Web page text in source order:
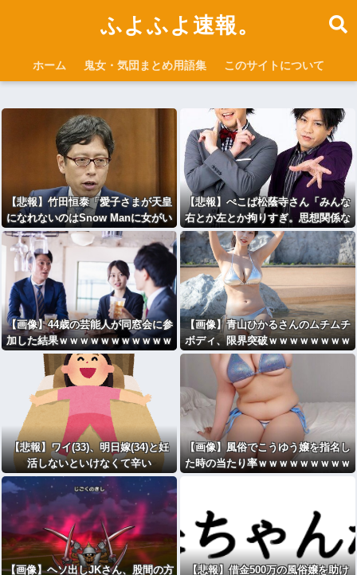
ふよふよ速報。
ホーム 鬼女・気団まとめ用語集 このサイトについて
【悲報】竹田恒泰「愛子さまが天皇
になれないのはSnow Manに女がい
ないのと同じ」X民「養子案はSno
w Manに竹田恒泰が入るようなも
の」
【悲報】ぺこぱ松蔭寺さん「みんな
右とか左とか拘りすぎ。思想関係な
く応援しようよ」ｗｗｗｗｗｗｗｗ
ｗｗ
【画像】44歳の芸能人が同窓会に参
加した結果ｗｗｗｗｗｗｗｗｗｗｗ
ｗｗｗｗｗ
【画像】青山ひかるさんのムチムチ
ボディ、限界突破ｗｗｗｗｗｗｗｗ
ｗｗｗｗ
【悲報】ワイ(33)、明日嫁(34)と妊
活しないといけなくて辛い
【画像】風俗でこうゆう嬢を指名し
た時の当たり率ｗｗｗｗｗｗｗｗｗ
【画像】ヘソ出しJKさん、股間の方
【悲報】借金500万の風俗嬢を助け